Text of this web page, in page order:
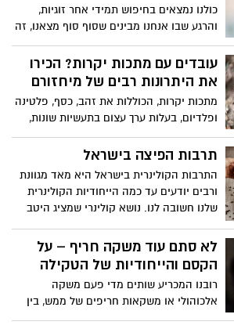
כולנו נמצאים בחיפוש תמידי אחר זוגיות,
והרגע שבו אנחנו מבינים שסוף סוף מצאנו, זה
רגע מרגש. לכן, אם גם אתה מתחיל לחשוב על
האפשרות של חתונה עם בת הזוג שלך, ברור
מדוע אתה רוצה לבקש את ידה בצורה הכי
דברים על טבעות אירוסין, כי טבעת אירוסין
היא בעלת חשיבות רבה.
עובדים עם מתכות יקרות? הכירו
את היתרונות רבים של מיחזורם
מתכות יקרות, הכוללות את זהב, כסף, פלטינה
ופלדיום, בעלות ערך עצום בתעשיות שונות,
החל מייצור תכשיטים לייצור אלקטרוני ומגזר
הרכב. הביקוש הגובר שלהם, יחד עם הזמינות
מיחזור סחורות יקרות אלה. היתרונות של
תהליך מיחזור זה הם מגוונים, ומספקים
שימור סביבתי, רווחים כלכליים ושיפור ניהול
המשאבים.
תרבות הפיצה בישראל
התרבות הקולינרית בישראל היא מאד מגוונת
ורבים יודעים עד כמה הייחודיות הקולינרית
שלנו חשובה לנו. נושא קולינרי שמציג היטב
הפיצות. מפיצה מסורתית ועד לפיצה
בינלאומית, מגוון הפיצות בארץ הוא איכותי
ומשלב טעמים בינלאומיים לצד טעמים
ישראליים מקומיים. האם פיצה היא רק מאכל,
או כבר תרבות בפני עצמה? מיד תדעו הכל.
לא סתם עוד משקה חריף – על
הקסם והייחודיות של הטקילה
רובנו המכריע שותים מדי פעם משקה
אלכוהולי או משקאות חריפים של ממש, בין
אם מדובר בבירה בפאב אחת לכמה שבועות